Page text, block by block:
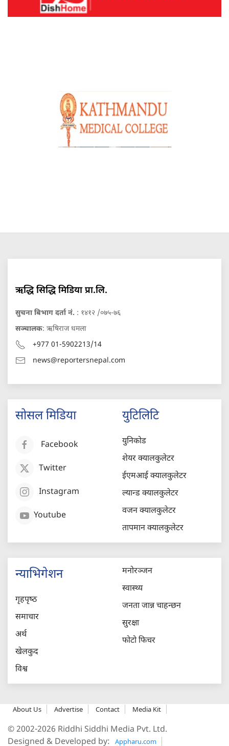
ऋद्धि सिद्धि मिडिया प्रा.लि.
सुचना बिभाग दर्ता नं. : १४१२ /०७५-७६
सञ्चालक: ऋषिराज धमला
+977 01-5902213/14
news@reportersnepal.com
सोसल मिडिया
Facebook
Twitter
Instagram
Youtube
युटिलिटि
युनिकोड
शेयर क्यालकुलेटर
ईएमआई क्यालकुलेटर
ल्यान्ड क्यालकुलेटर
वजन क्यालकुलेटर
तापमान क्यालकुलेटर
न्याभिगेशन
गृहपृष्‍ठ
समाचार
अर्थ
खेलकुद
विश्व
मनोरञ्जन
स्वास्थ्य
जनता जान्न चाहन्छन
सुरक्षा
फोटो फिचर
About Us Advertise Contact Media Kit
© 2002-2026 Riddhi Siddhi Media Pvt. Ltd.
Designed & Developed by:
Appharu.com